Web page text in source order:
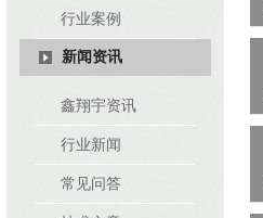
行业案例
新闻资讯
鑫翔宇资讯
行业新闻
常见问答